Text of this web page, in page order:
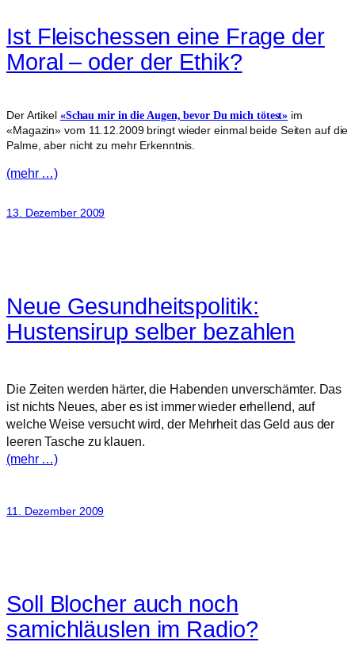
Ist Fleischessen eine Frage der
Moral – oder der Ethik?
Der Artikel «Schau mir in die Augen, bevor Du mich tötest» im
«Magazin» vom 11.12.2009 bringt wieder einmal beide Seiten auf die
Palme, aber nicht zu mehr Erkenntnis.
(mehr …)
13. Dezember 2009
Neue Gesundheitspolitik:
Hustensirup selber bezahlen
Die Zeiten werden härter, die Habenden unverschämter. Das
ist nichts Neues, aber es ist immer wieder erhellend, auf
welche Weise versucht wird, der Mehrheit das Geld aus der
leeren Tasche zu klauen.
(mehr …)
11. Dezember 2009
Soll Blocher auch noch
samichläuslen im Radio?